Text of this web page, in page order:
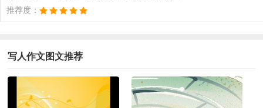
推荐度：
写人作文图文推荐